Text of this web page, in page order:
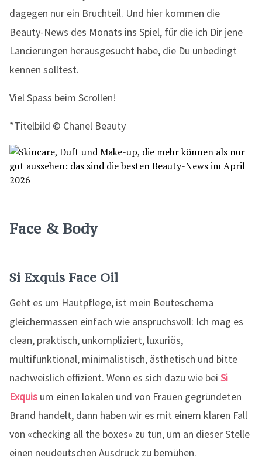
dagegen nur ein Bruchteil. Und hier kommen die
Beauty-News des Monats ins Spiel, für die ich Dir jene
Lancierungen herausgesucht habe, die Du unbedingt
kennen solltest.
Viel Spass beim Scrollen!
*Titelbild © Chanel Beauty
Face & Body
Si Exquis Face Oil
Geht es um Hautpflege, ist mein Beuteschema
gleichermassen einfach wie anspruchsvoll: Ich mag es
clean, praktisch, unkompliziert, luxuriös,
multifunktional, minimalistisch, ästhetisch und bitte
nachweislich effizient. Wenn es sich dazu wie bei Si
Exquis um einen lokalen und von Frauen gegründeten
Brand handelt, dann haben wir es mit einem klaren Fall
von «checking all the boxes» zu tun, um an dieser Stelle
einen neudeutschen Ausdruck zu bemühen.